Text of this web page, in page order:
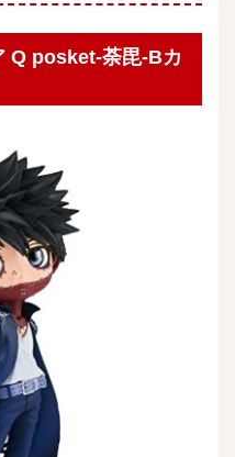
Q posket-荼毘-Bカ